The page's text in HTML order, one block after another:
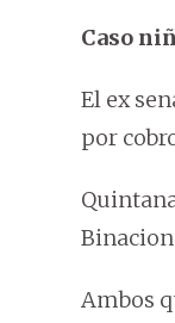
Caso
El ex
por
Ambos